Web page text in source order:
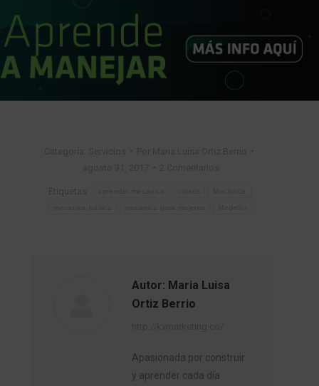
Autor: Maria Luisa
Ortiz Berrio
Apasionada por construir
y aprender cada día